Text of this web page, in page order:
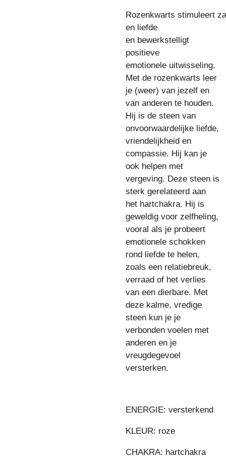
Rozenkwarts stimuleert
en liefde
en bewerkstelligt
positieve
emotionele uitwisseling.
Met de rozenkwarts leer
je (weer) van jezelf en
van anderen te houden.
Hij is de steen van
onvoorwaardelijke liefde,
vriendelijkheid en
compassie. Hij kan je
ook helpen met
vergeving. Deze steen is
sterk gerelateerd aan
het hartchakra. Hij is
geweldig voor zelfheling,
vooral als je probeert
emotionele schokken
rond liefde te helen,
zoals een relatiebreuk,
verraad of het verlies
van een dierbare. Met
deze kalme, vredige
steen kun je je
verbonden voelen met
anderen en je
vreugdegevoel
versterken.
ENERGIE: versterkend
KLEUR: roze
CHAKRA: hartchakra